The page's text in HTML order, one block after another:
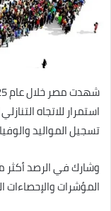
تسجيل المواليد
المؤشرات والإحصاءات